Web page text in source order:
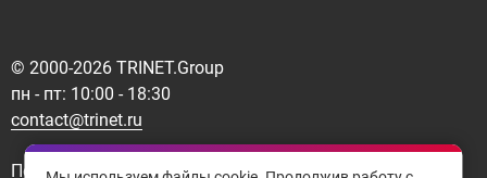
© 2000-2026 TRINET.Group
пн - пт: 10:00 - 18:30
contact@trinet.ru
Политика конфиденциальности